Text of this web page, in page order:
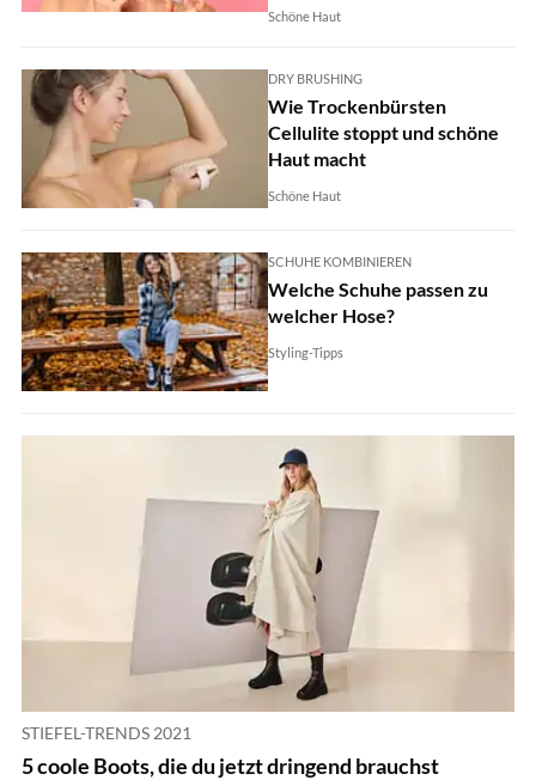
Schöne Haut
DRY BRUSHING
Wie Trockenbürsten
Cellulite stoppt und schöne
Haut macht
Schöne Haut
SCHUHE KOMBINIEREN
Welche Schuhe passen zu
welcher Hose?
Styling-Tipps
STIEFEL-TRENDS 2021
5 coole Boots, die du jetzt dringend brauchst